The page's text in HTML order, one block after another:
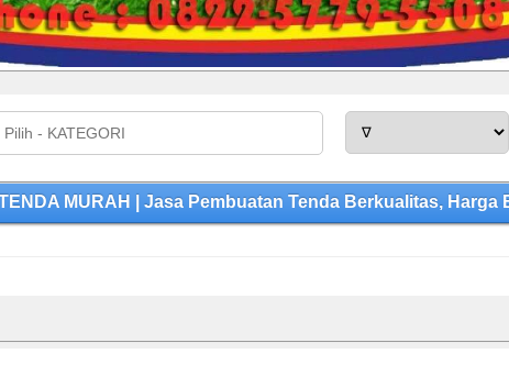
MURAH | Jasa Pembuatan Tenda Berkualitas,